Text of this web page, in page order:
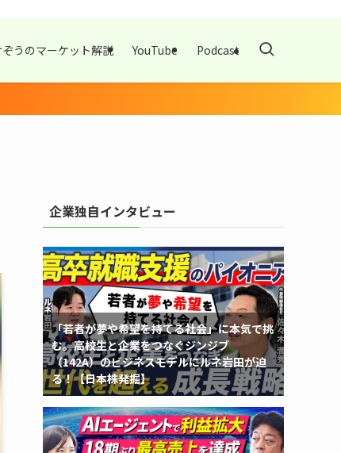
ぞうのマーケット解説 YouTube Podcast
企業独自インタビュー
「若者が夢や希望を持てる社会」に本気で挑
む。高校生と企業をつなぐジンジブ
（142A）のビジネスモデルにルネ岩田が迫
る！【日本株発掘】